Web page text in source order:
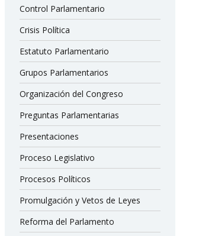
Control Parlamentario
Crisis Política
Estatuto Parlamentario
Grupos Parlamentarios
Organización del Congreso
Preguntas Parlamentarias
Presentaciones
Proceso Legislativo
Procesos Políticos
Promulgación y Vetos de Leyes
Reforma del Parlamento